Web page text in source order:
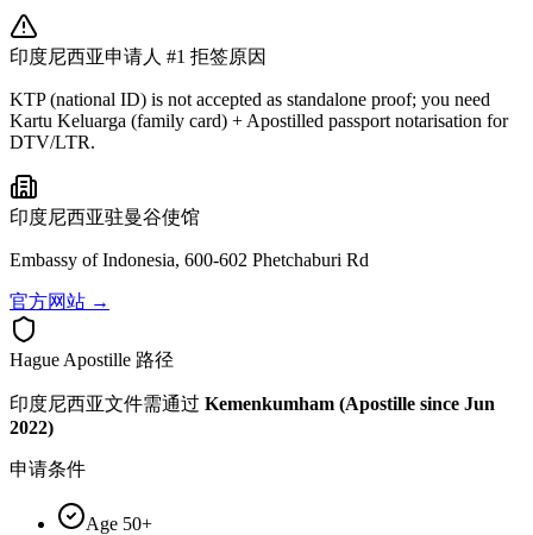
印度尼西亚申请人 #1 拒签原因
KTP (national ID) is not accepted as standalone proof; you need
Kartu Keluarga (family card) + Apostilled passport notarisation for
DTV/LTR.
印度尼西亚驻曼谷使馆
Embassy of Indonesia, 600-602 Phetchaburi Rd
官方网站 →
Hague Apostille 路径
印度尼西亚文件需通过 Kemenkumham (Apostille since Jun
2022)
申请条件
Age 50+